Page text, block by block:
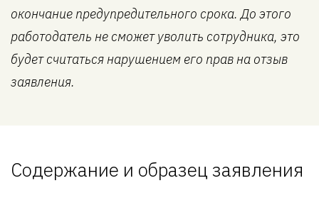
окончание предупредительного срока. До этого
работодатель не сможет уволить сотрудника, это
будет считаться нарушением его прав на отзыв
заявления.
Содержание и образец заявления